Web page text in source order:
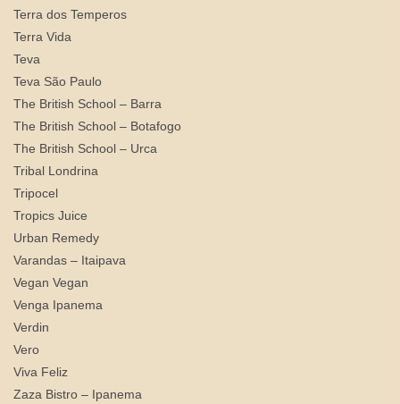
Terra dos Temperos
Terra Vida
Teva
Teva São Paulo
The British School – Barra
The British School – Botafogo
The British School – Urca
Tribal Londrina
Tripocel
Tropics Juice
Urban Remedy
Varandas – Itaipava
Vegan Vegan
Venga Ipanema
Verdin
Vero
Viva Feliz
Zaza Bistro – Ipanema